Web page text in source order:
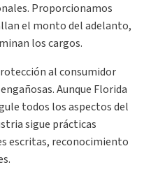
Proporcionamos
el monto del adelanto,
los cargos.
al consumidor
Aunque Florida
todos los aspectos del
sigue prácticas
escritas, reconocimiento